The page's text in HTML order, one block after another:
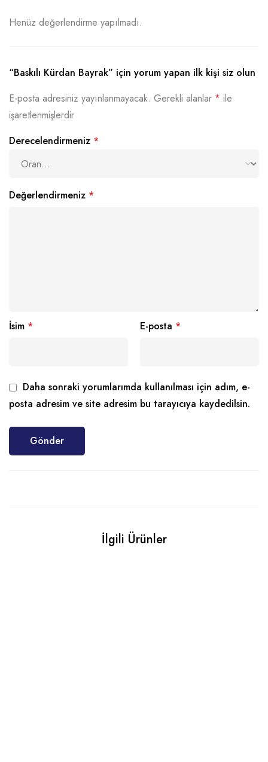
Henüz değerlendirme yapılmadı.
“Baskılı Kürdan Bayrak” için yorum yapan ilk kişi siz olun
E-posta adresiniz yayınlanmayacak. Gerekli alanlar * ile
işaretlenmişlerdir
Derecelendirmeniz *
Değerlendirmeniz *
İsim * E-posta *
Daha sonraki yorumlarımda kullanılması için adım, e-
posta adresim ve site adresim bu tarayıcıya kaydedilsin.
İlgili Ürünler